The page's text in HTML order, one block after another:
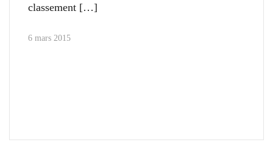
classement
6 mars 2015